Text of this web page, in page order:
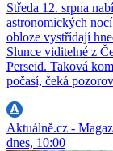
Středa 12. srpna
astronomických
obloze vystřídají
Slunce viditelné z
Perseid. Taková
počasí, čeká
Aktuálně.cz -
dnes, 10:00